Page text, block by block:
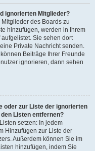
ignorierten Mitglieder?
des Boards zu
hinzufügen, werden in Ihrem
Sie sehen dort
Private Nachricht senden.
Beiträge Ihrer Freunde
ignorieren, dann sehen
oder zur Liste der ignorierten
Listen entfernen?
setzen: In jedem
Hinzufügen zur Liste der
Außerdem können Sie im
hinzufügen, indem Sie